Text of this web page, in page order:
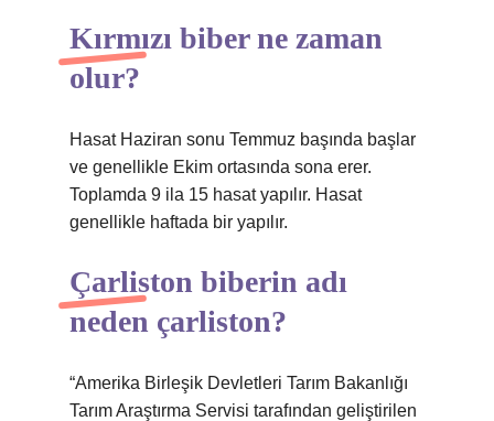
Kırmızı biber ne zaman
olur?
Hasat Haziran sonu Temmuz başında başlar
ve genellikle Ekim ortasında sona erer.
Toplamda 9 ila 15 hasat yapılır. Hasat
genellikle haftada bir yapılır.
Çarliston biberin adı
neden çarliston?
“Amerika Birleşik Devletleri Tarım Bakanlığı
Tarım Araştırma Servisi tarafından geliştirilen